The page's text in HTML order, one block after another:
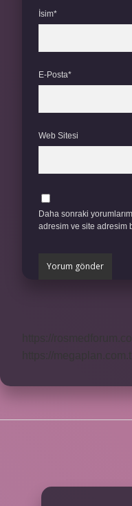
İsim*
E-Posta*
Web Sitesi
Daha sonraki
adresim ve site adresim